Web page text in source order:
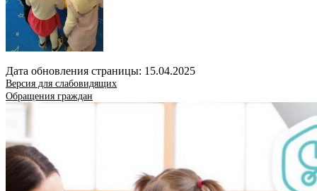
Дата обновления страницы: 15.04.2025
Версия для слабовидящих
Обращения граждан